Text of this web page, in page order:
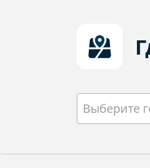
Выберите